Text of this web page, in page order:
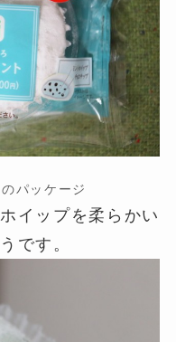
パッケージ
イップを柔らかい
です。